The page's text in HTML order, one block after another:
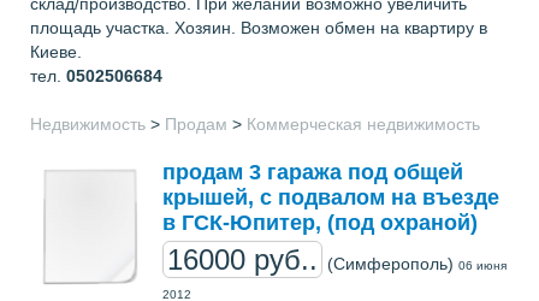
площадь участка. Хозяин. Возможен обмен на квартиру в
Киеве.
тел. 0502506684
Недвижимость > Продам > Коммерческая недвижимость
продам 3 гаража под общей
крышей, с подвалом на въезде
в ГСК-Юпитер, (под охраной)
16000 руб.. (Симферополь) 06 июня
2012